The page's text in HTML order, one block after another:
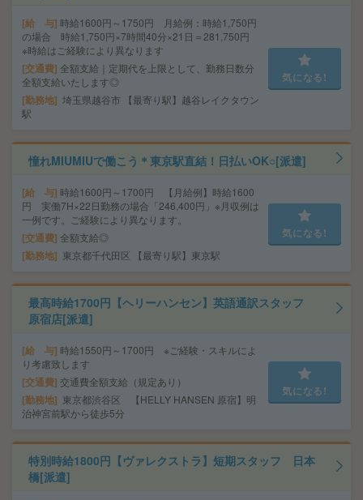
給 与 時給1600円～1750円 月給例：時給1,750円
の場合 時給1,750円×7時間40分×21日＝281,750円
※時給はご経験により異なります
交通費 全額支給｜定期代を上限として、勤務日数分
全額支給いたします◎
勤務地 埼玉県越谷市 【最寄り駅】越谷レイクタウン
駅
気になる!
憧れMIUMIUで働こう＊東京駅直結！日払いOK○[派遣]
給 与 時給1600円～1700円 【月給例】時給1600
円 実働7H×22日勤務の場合「246,400円」※月収例は
一例です。ご経験により異なります。
交通費 全額支給◎
勤務地 東京都千代田区 【最寄り駅】東京駅
気になる!
最高時給1700円【ヘリーハンセン】英語通訳スタッフ
原宿店[派遣]
給 与 時給1550円～1700円 ※ご経験・スキルによ
り考慮致します
交通費 交通費全額支給（規定あり）
勤務地
東京都渋谷区 【HELLY HANSEN 原宿】明
治神宮前駅から徒歩5分
気になる!
特別時給1800円【ヴァレクストラ】短期スタッフ 日本
橋[派遣]